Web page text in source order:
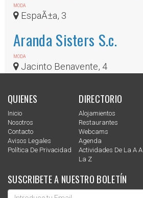
MODA
EspaÃ±a, 3
Aranda Sisters S.c.
MODA
Jacinto Benavente, 4
QUIENES
Inicio
Nosotros
Contacto
Avisos Legales
Política De Privacidad
DIRECTORIO
Alojamientos
Restaurantes
Webcams
Agenda
Actividades De La A A
La Z
SUSCRIBETE A NUESTRO BOLETÍN